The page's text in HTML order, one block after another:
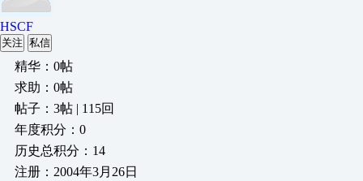
HSCF
关注 私信
精华：0帖
求助：0帖
帖子：3帖 | 115回
年度积分：0
历史总积分：14
注册：2004年3月26日